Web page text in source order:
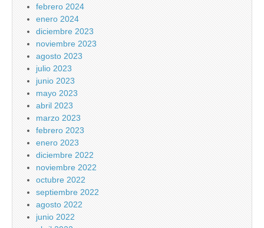
febrero 2024
enero 2024
diciembre 2023
noviembre 2023
agosto 2023
julio 2023
junio 2023
mayo 2023
abril 2023
marzo 2023
febrero 2023
enero 2023
diciembre 2022
noviembre 2022
octubre 2022
septiembre 2022
agosto 2022
junio 2022